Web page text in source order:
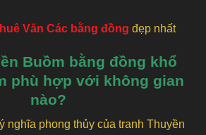
Văn Các bằng đồng đẹp nhất
Buồm bằng đồng khổ
phù hợp với không gian
nào?
nghĩa phong thủy của tranh Thuyền